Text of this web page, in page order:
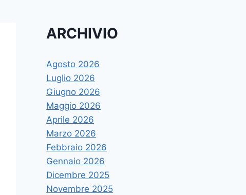
ARCHIVIO
Agosto 2026
Luglio 2026
Giugno 2026
Maggio 2026
Aprile 2026
Marzo 2026
Febbraio 2026
Gennaio 2026
Dicembre 2025
Novembre 2025